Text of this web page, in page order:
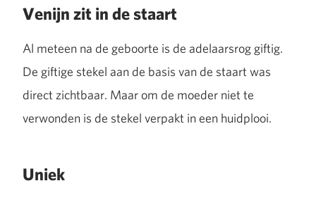
Venijn zit in de staart
Al meteen na de geboorte is de adelaarsrog giftig.
De giftige stekel aan de basis van de staart was
direct zichtbaar. Maar om de moeder niet te
verwonden is de stekel verpakt in een huidplooi.
Uniek